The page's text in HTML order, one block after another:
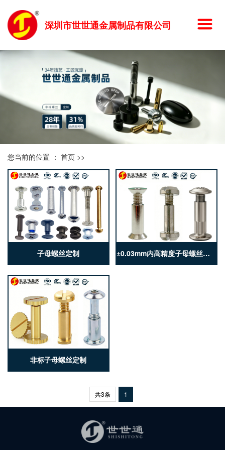
深圳市世世通金属制品有限公司
您当前的位置 ： 首页 >>
子母螺丝定制 ±0.03mm内高精度子母螺丝定制
非标子母螺丝定制
共3条 1